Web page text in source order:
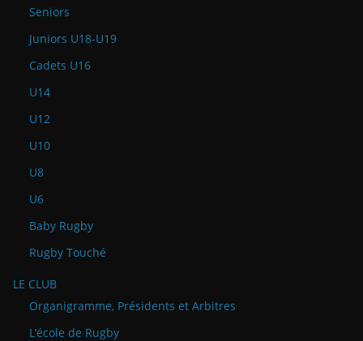
Seniors
Juniors U18-U19
Cadets U16
U14
U12
U10
U8
U6
Baby Rugby
Rugby Touché
LE CLUB
Organigramme, Présidents et Arbitres
L’école de Rugby